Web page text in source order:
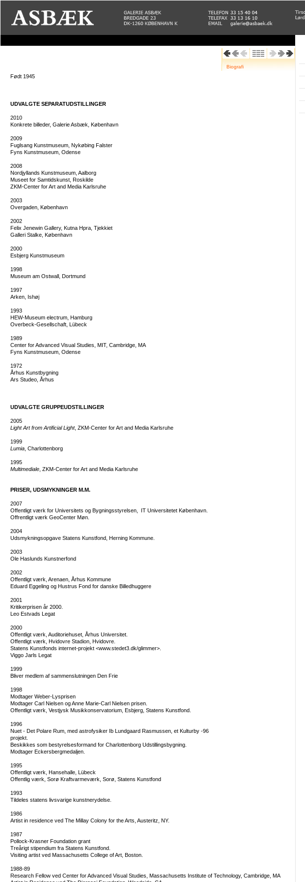
Biografi
Født 1945
UDVALGTE SEPARATUDSTILLINGER
2010
Konkrete billeder, Galerie Asbæk, København
2009
Fuglsang Kunstmuseum, Nykøbing Falster
Fyns Kunstmuseum, Odense
2008
Nordjyllands Kunstmuseum, Aalborg
Museet for Samtidskunst, Roskilde
ZKM-Center for Art and Media Karlsruhe
2003
Overgaden, København
2002
Felix Jenewin Gallery, Kutna Hpra, Tjekkiet
Galleri Stalke, København
2000
Esbjerg Kunstmuseum
1998
Museum am Ostwall, Dortmund
1997
Arken, Ishøj
1993
HEW-Museum electrum, Hamburg
Overbeck-Gesellschaft, Lübeck
1989
Center for Advanced Visual Studies, MIT, Cambridge, MA
Fyns Kunstmuseum, Odense
1972
Århus Kunstbygning
Ars Studeo, Århus
UDVALGTE GRUPPEUDSTILLINGER
2005
Light Art from Artificial Light, ZKM-Center for Art and Media Karlsruhe
1999
Lumia , Charlottenborg
1995
Multimediale , ZKM-Center for Art and Media Karlsruhe
PRISER, UDSMYKNINGER M.M.
2007
Offentligt værk for Universitets og Bygningsstyrelsen, IT Universitetet København.
Offrentligt værk GeoCenter Møn.
2004
Udsmykningsopgave Statens Kunstfond, Herning Kommune.
2003
Ole Haslunds Kunstnerfond
2002
Offentligt værk, Arenaen, Århus Kommune
Eduard Eggeling og Hustrus Fond for danske Billedhuggere
2001
Kritikerprisen år 2000.
Leo Estvads Legat
2000
Offentligt værk, Auditoriehuset, Århus Universitet.
Offentligt værk, Hvidovre Stadion, Hvidovre.
Statens Kunstfonds internet-projekt <www.stedet3.dk/glimmer>.
Viggo Jarls Legat
1999
Bliver medlem af sammenslutningen Den Frie
1998
Modtager Weber-Lysprisen
Modtager Carl Nielsen og Anne Marie-Carl Nielsen prisen.
Offentligt værk, Vestjysk Musikkonservatorium, Esbjerg, Statens Kunstfond.
1996
Nuet - Det Polare Rum, med astrofysiker Ib Lundgaard Rasmussen, et Kulturby -96
projekt.
Beskikkes som bestyrelsesformand for Charlottenborg Udstillingsbygning.
Modtager Eckersbergmedaljen.
1995
Offentligt værk, Hansehalle, Lübeck
Offentlig værk, Sorø Kraftvarmeværk, Sorø, Statens Kunstfond
1993
Tildeles statens livsvarige kunstnerydelse.
1986
Artist in residence ved The Millay Colony for the Arts, Austeritz, NY.
1987
Pollock-Krasner Foundation grant
Treårigt stipendium fra Statens Kunstfond.
Visiting artist ved Massachusetts College of Art, Boston.
1988-89
Research Fellow ved Center for Advanced Visual Studies, Massachusetts Institute of Technology, Cambridge, MA